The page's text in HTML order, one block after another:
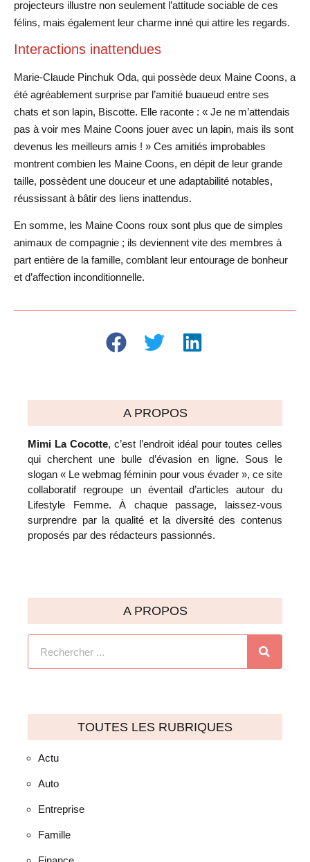
projecteurs illustre non seulement l’attitude sociable de ces
félins, mais également leur charme inné qui attire les regards.
Interactions inattendues
Marie-Claude Pinchuk Oda, qui possède deux Maine Coons, a
été agréablement surprise par l’amitié buaueud entre ses
chats et son lapin, Biscotte. Elle raconte : « Je ne m’attendais
pas à voir mes Maine Coons jouer avec un lapin, mais ils sont
devenus les meilleurs amis ! » Ces amitiés improbables
montrent combien les Maine Coons, en dépit de leur grande
taille, possèdent une douceur et une adaptabilité notables,
réussissant à bâtir des liens inattendus.
En somme, les Maine Coons roux sont plus que de simples
animaux de compagnie ; ils deviennent vite des membres à
part entière de la famille, comblant leur entourage de bonheur
et d’affection inconditionnelle.
A PROPOS
Mimi La Cocotte, c’est l’endroit idéal pour toutes celles
qui cherchent une bulle d’évasion en ligne. Sous le
slogan « Le webmag féminin pour vous évader », ce site
collaboratif regroupe un éventail d’articles autour du
Lifestyle Femme. À chaque passage, laissez-vous
surprendre par la qualité et la diversité des contenus
proposés par des rédacteurs passionnés.
A PROPOS
TOUTES LES RUBRIQUES
Actu
Auto
Entreprise
Famille